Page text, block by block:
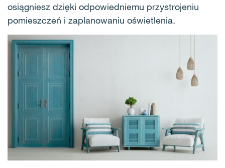
osiągniesz dzięki odpowiedniemu przystrojeniu
pomieszczeń i zaplanowaniu oświetlenia.